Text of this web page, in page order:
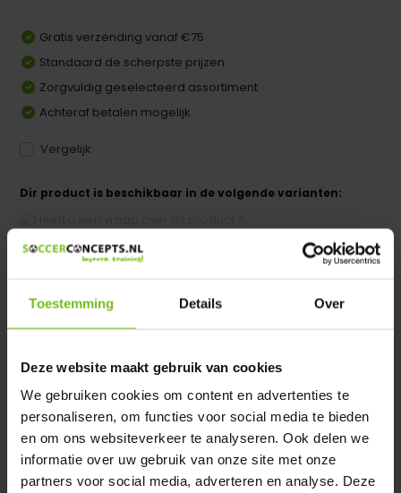
Toestemming Details Over
Deze website maakt gebruik van cookies
We gebruiken cookies om content en advertenties te
personaliseren, om functies voor social media te bieden
en om ons websiteverkeer te analyseren. Ook delen we
informatie over uw gebruik van onze site met onze
partners voor social media, adverteren en analyse. Deze
Gratis verzending vanaf €75
Standaard de scherpste prijzen
Zorgvuldig geselecteerd assortiment
Achteraf betalen mogelijk
Vergelijk
Dir product is beschikbaar in de volgende varianten:
We helpen u graag met meer informatie
Specificaties
Reviews